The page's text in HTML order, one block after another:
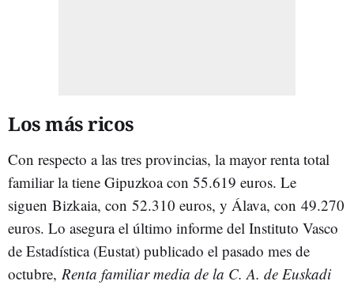
Los más ricos
Con respecto a las tres provincias, la mayor renta total
familiar la tiene Gipuzkoa con 55.619 euros. Le
siguen Bizkaia, con 52.310 euros, y Álava, con 49.270
euros. Lo asegura el último informe del Instituto Vasco
de Estadística (Eustat) publicado el pasado mes de
octubre, Renta familiar media de la C. A. de Euskadi